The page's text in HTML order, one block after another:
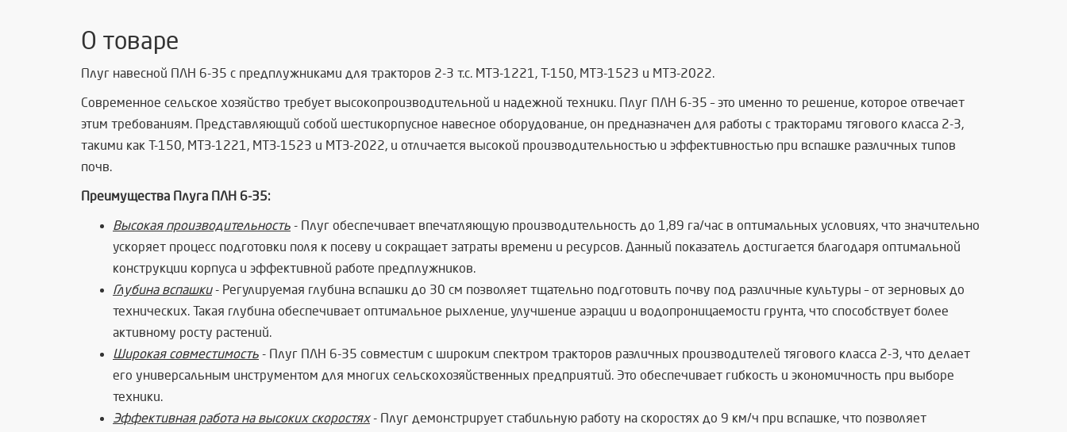
О товаре
Плуг навесной ПЛН 6-35 с предплужниками для тракторов 2-3 т.с. МТЗ-1221, Т-150, МТЗ-1523 и МТЗ-2022.
Современное сельское хозяйство требует высокопроизводительной и надежной техники. Плуг ПЛН 6-35 – это именно то решение, которое отвечает
этим требованиям. Представляющий собой шестикорпусное навесное оборудование, он предназначен для работы с тракторами тягового класса 2-3,
такими как Т-150, МТЗ-1221, МТЗ-1523 и МТЗ-2022, и отличается высокой производительностью и эффективностью при вспашке различных типов
почв.
Преимущества Плуга ПЛН 6-35:
Высокая производительность - Плуг обеспечивает впечатляющую производительность до 1,89 га/час в оптимальных условиях, что значительно
ускоряет процесс подготовки поля к посеву и сокращает затраты времени и ресурсов. Данный показатель достигается благодаря оптимальной
конструкции корпуса и эффективной работе предплужников.
Глубина вспашки- Регулируемая глубина вспашки до 30 см позволяет тщательно подготовить почву под различные культуры – от зерновых до
технических. Такая глубина обеспечивает оптимальное рыхление, улучшение аэрации и водопроницаемости грунта, что способствует более
активному росту растений.
Широкая совместимость - Плуг ПЛН 6-35 совместим с широким спектром тракторов различных производителей тягового класса 2-3, что делает
его универсальным инструментом для многих сельскохозяйственных предприятий. Это обеспечивает гибкость и экономичность при выборе
техники.
Эффективная работа на высоких скоростях- Плуг демонстрирует стабильную работу на скоростях до 9 км/ч при вспашке, что позволяет